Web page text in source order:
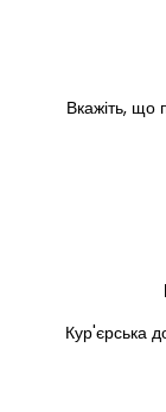
Вкажіть, що
Кур'єрська
Вишневе
Запоріжжя